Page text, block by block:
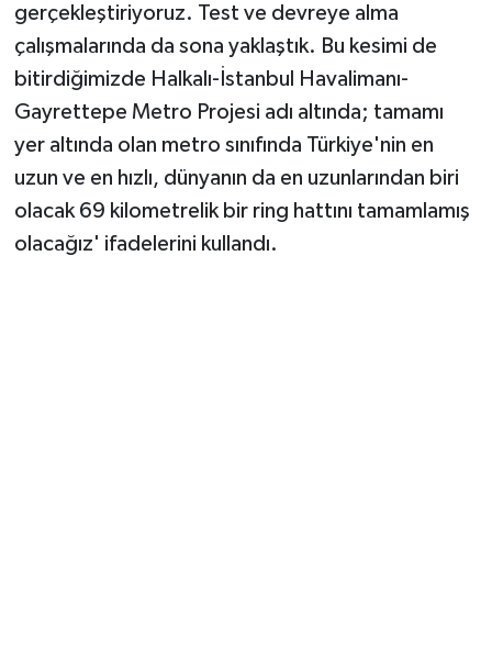
gerçekleştiriyoruz. Test ve devreye alma
çalışmalarında da sona yaklaştık. Bu kesimi de
bitirdiğimizde Halkalı-İstanbul Havalimanı-
Gayrettepe Metro Projesi adı altında; tamamı
yer altında olan metro sınıfında Türkiye'nin en
uzun ve en hızlı, dünyanın da en uzunlarından biri
olacak 69 kilometrelik bir ring hattını tamamlamış
olacağız' ifadelerini kullandı.